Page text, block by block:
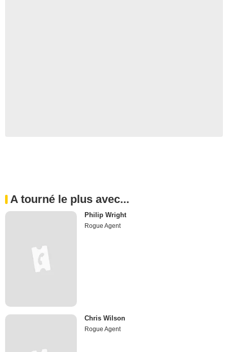
A tourné le plus avec...
Philip Wright
Rogue Agent
Chris Wilson
Rogue Agent